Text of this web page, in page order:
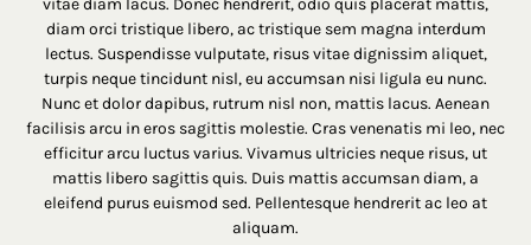
l
e
c
c
i
ó
vitae diam lacus. Donec hendrerit, odio quis placerat mattis,
diam orci tristique libero, ac tristique sem magna interdum
lectus. Suspendisse vulputate, risus vitae dignissim aliquet,
turpis neque tincidunt nisl, eu accumsan nisi ligula eu nunc.
Nunc et dolor dapibus, rutrum nisl non, mattis lacus. Aenean
facilisis arcu in eros sagittis molestie. Cras venenatis mi leo, nec
efficitur arcu luctus varius. Vivamus ultricies neque risus, ut
mattis libero sagittis quis. Duis mattis accumsan diam, a
eleifend purus euismod sed. Pellentesque hendrerit ac leo at
aliquam.